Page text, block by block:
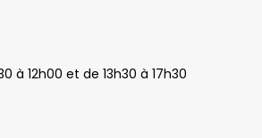
à 12h00 et de 13h30 à 17h30